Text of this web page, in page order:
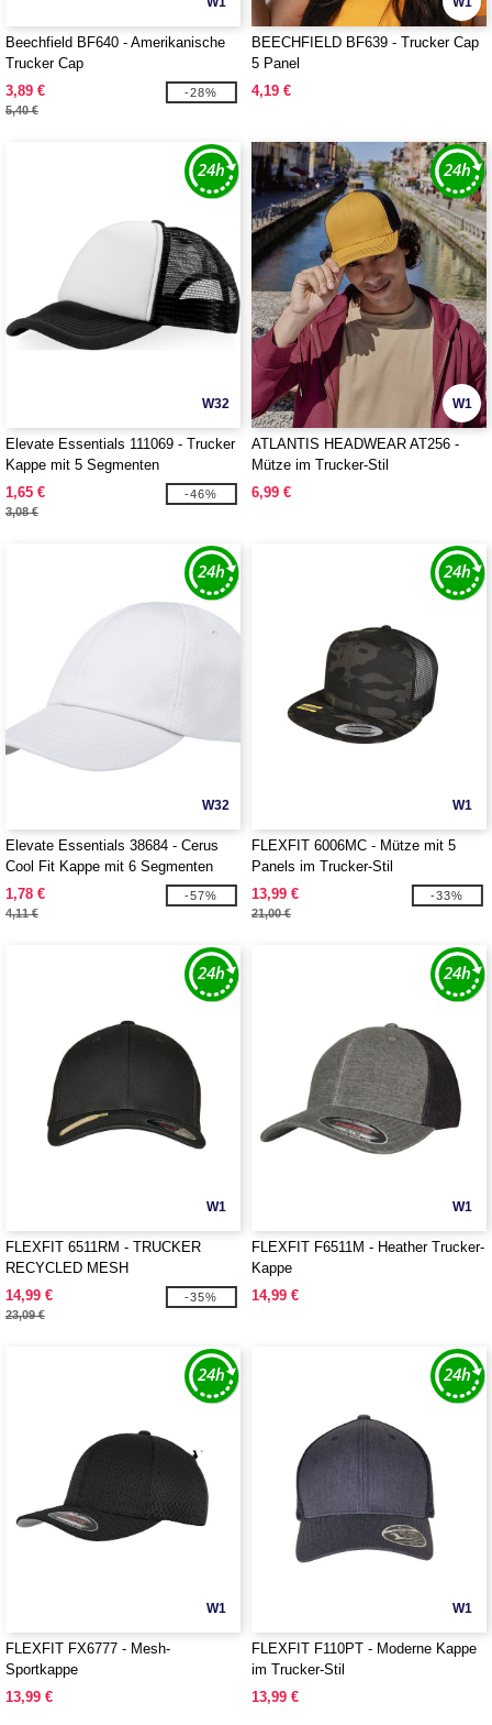
Beechfield BF640 - Amerikanische
Trucker Cap
3,89 €
5,40 €
-28%
BEECHFIELD BF639 - Trucker Cap
5 Panel
4,19 €
W32
Elevate Essentials 111069 - Trucker
Kappe mit 5 Segmenten
1,65 €
3,08 €
-46%
W1
ATLANTIS HEADWEAR AT256 -
Mütze im Trucker-Stil
6,99 €
W32
Elevate Essentials 38684 - Cerus
Cool Fit Kappe mit 6 Segmenten
1,78 €
4,11 €
-57%
W1
FLEXFIT 6006MC - Mütze mit 5
Panels im Trucker-Stil
13,99 €
21,00 €
-33%
W1
FLEXFIT 6511RM - TRUCKER
RECYCLED MESH
14,99 €
23,09 €
-35%
W1
FLEXFIT F6511M - Heather Trucker-
Kappe
14,99 €
W1
FLEXFIT FX6777 - Mesh-
Sportkappe
13,99 €
W1
FLEXFIT F110PT - Moderne Kappe
im Trucker-Stil
13,99 €